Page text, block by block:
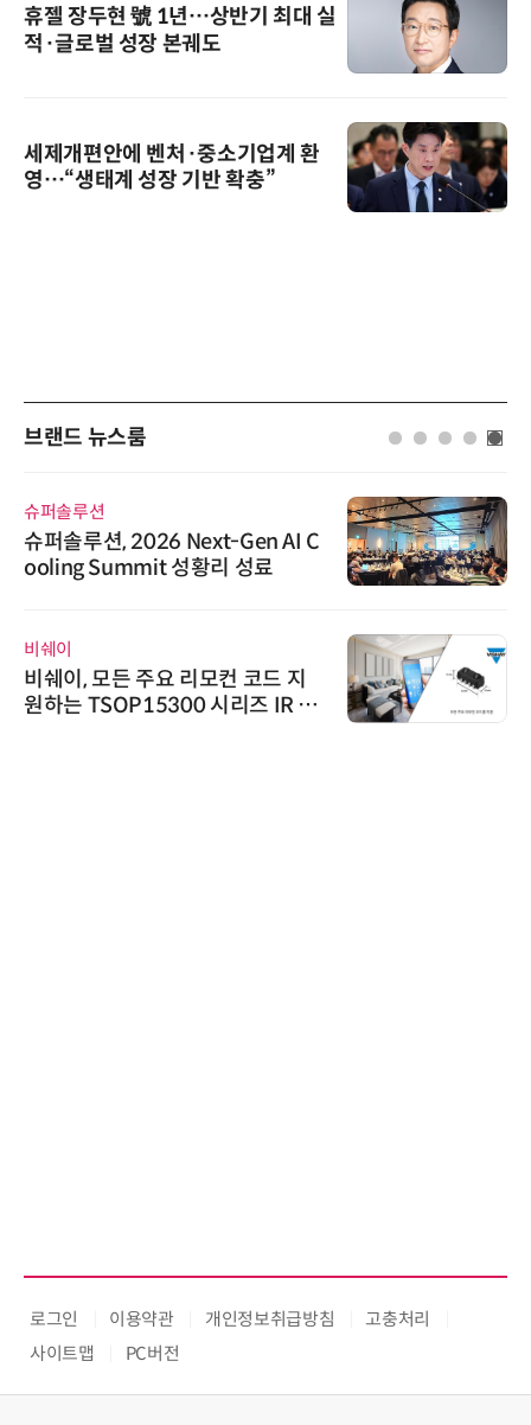
휴젤 장두현 號 1년…상반기 최대 실
적·글로벌 성장 본궤도
세제개편안에 벤처·중소기업계 환
영…“생태계 성장 기반 확충”
브랜드 뉴스룸
슈퍼솔루션
슈퍼솔루션, 2026 Next-Gen AI C
ooling Summit 성황리 성료
비쉐이
비쉐이, 모든 주요 리모컨 코드 지
원하는 TSOP15300 시리즈 IR 수
로그인 이용약관 개인정보취급방침
고충처리
사이트맵
PC버전